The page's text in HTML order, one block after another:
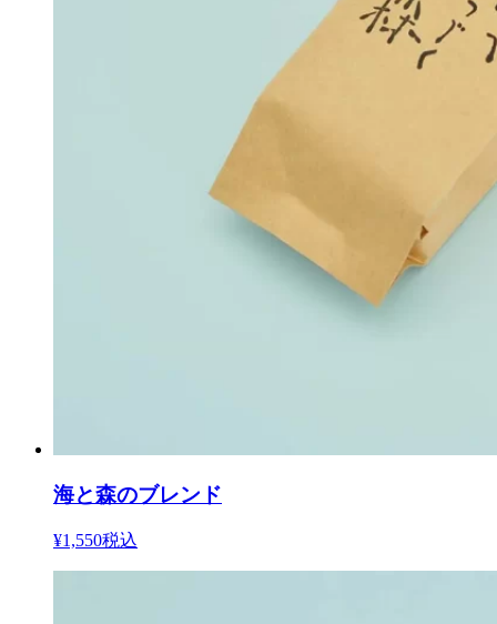
海と森のブレンド
¥1,550税込